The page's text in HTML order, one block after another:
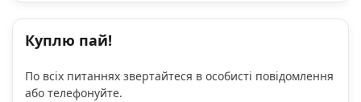
Куплю пай!
По всіх питаннях звертайтеся в особисті повідомлення
або телефонуйте.